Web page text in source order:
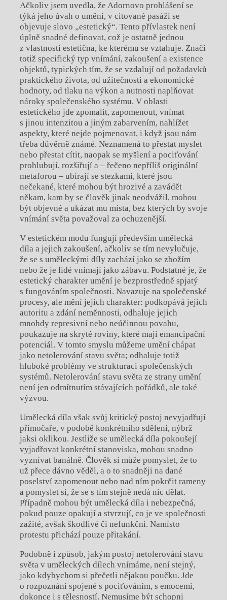
Ačkoliv jsem uvedla, že Adornovo prohlášení se
týká jeho úvah o umění, v citované pasáži se
objevuje slovo „estetický“. Tento přívlastek není
úplně snadné definovat, což je ostatně jednou
z vlastností estetična, ke kterému se vztahuje. Značí
totiž specifický typ vnímání, zakoušení a existence
objektů, typických tím, že se vzdalují od požadavků
praktického života, od užitečnosti a ekonomické
hodnoty, od tlaku na výkon a nutnosti naplňovat
nároky společenského systému. V oblasti
estetického jde zpomalit, zapomenout, vnímat
s jinou intenzitou a jiným zabarvením, nahlížet
aspekty, které nejde pojmenovat, i když jsou nám
třeba důvěrně známé. Neznamená to přestat myslet
nebo přestat cítit, naopak se myšlení a pociťování
prohlubují, rozšiřují a – řečeno nepříliš originální
metaforou – ubírají se stezkami, které jsou
nečekané, které mohou být hrozivé a zavádět
někam, kam by se člověk jinak neodvážil, mohou
být objevné a ukázat mu místa, bez kterých by svoje
vnímání světa považoval za ochuzenější.
V estetickém modu fungují především umělecká
díla a jejich zakoušení, ačkoliv se tím nevylučuje,
že se s uměleckými díly zachází jako se zbožím
nebo že je lidé vnímají jako zábavu. Podstatné je, že
estetický charakter umění je bezprostředně spjatý
s fungováním společnosti. Navazuje na společenské
procesy, ale mění jejich charakter: podkopává jejich
autoritu a zdání neměnnosti, odhaluje jejich
mnohdy represivní nebo neúčinnou povahu,
poukazuje na skryté roviny, které mají emancipační
potenciál. V tomto smyslu můžeme umění chápat
jako netolerování stavu světa; odhaluje totiž
hluboké problémy ve strukturaci společenských
systémů. Netolerování stavu světa ze strany umění
není jen odmítnutím stávajících pořádků, ale také
výzvou.
Umělecká díla však svůj kritický postoj nevyjadřují
přímočaře, v podobě konkrétního sdělení, nýbrž
jaksi oklikou. Jestliže se umělecká díla pokoušejí
vyjadřovat konkrétní stanoviska, mohou snadno
vyznívat banálně. Člověk si může pomyslet, že to
už přece dávno věděl, a o to snadněji na dané
poselství zapomenout nebo nad ním pokrčit rameny
a pomyslet si, že se s tím stejně nedá nic dělat.
Případně mohou být umělecká díla i nebezpečná,
pokud pouze opakují a stvrzují, co je ve společnosti
zažité, avšak škodlivé či nefunkční. Namísto
protestu přichází pouze přitakání.
Podobně i způsob, jakým postoj netolerování stavu
světa v uměleckých dílech vnímáme, není stejný,
jako kdybychom si přečetli nějakou poučku. Jde
o rozpoznání spojené s pociťováním, s emocemi,
dokonce i s tělesností. Nemusíme být schopni